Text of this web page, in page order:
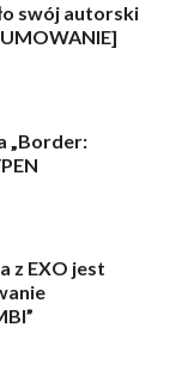
swój autorski
„Border:
z EXO jest